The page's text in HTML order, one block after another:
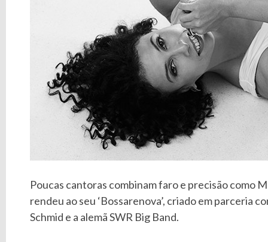
Poucas cantoras combinam faro e precisão como
rendeu ao seu ‘Bossarenova’, criado em parceria
Schmid e a alemã SWR Big Band.